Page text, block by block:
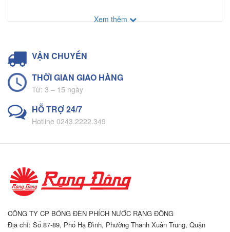
Chứng nhận phù hợp Quy chuẩn kỹ thuật vệ sinh an
toàn
3:2011/BYT; QCVN 12-4:2015/BYT.
Ruột Phích không chứa thủy ngân và hóa chất độc hại, an
toàn cho người sử dụng
Đa dạng mẫu mã hoa văn
Màu sắc hoa văn tươi tắn, trẻ trung phù hợp với gu thẩm
Xem thêm
VẬN CHUYỂN
THỜI GIAN GIAO HÀNG
Từ: 3 – 15 ngày
HỖ TRỢ 24/7
Hotline 0243.2222.349
CÔNG TY CP BÓNG ĐÈN PHÍCH NƯỚC RẠNG ĐÔNG
Địa chỉ: Số 87-89, Phố Hạ Đình, Phường Thanh Xuân Trung, Quận